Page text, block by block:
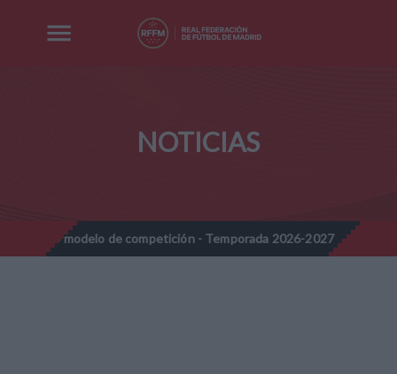
NOTICIAS
de competición - Temporada 2026-2027 // Nota Informativa